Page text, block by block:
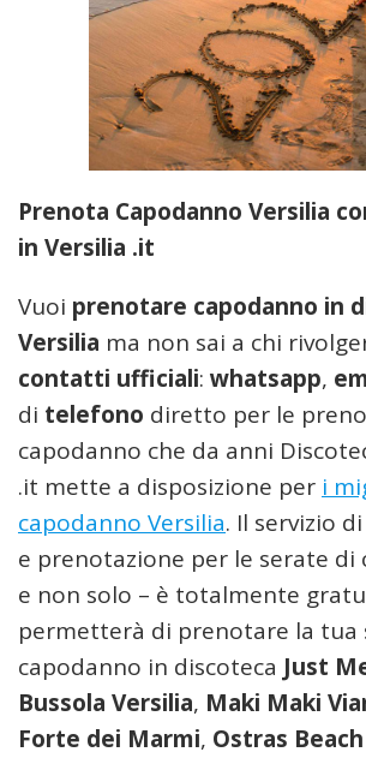
Prenota Capodanno Versilia
in Versilia .it
Vuoi prenotare capodanno in
Versilia ma non sai a chi
contatti ufficiali: whatsapp,
di telefono diretto per le
capodanno che da anni
.it mette a disposizione per i
capodanno Versilia. Il servizio
e prenotazione per le serate di
e non solo – è totalmente
permetterà di prenotare la tua
capodanno in discoteca Just
Bussola Versilia, Maki Maki
Forte dei Marmi, Ostras Beach